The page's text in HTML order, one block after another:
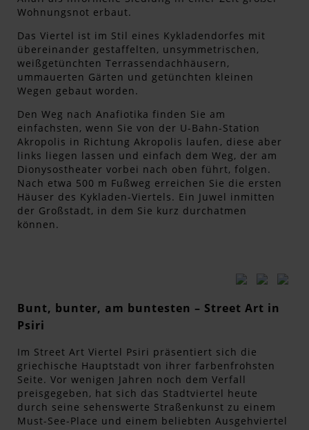
Wohnungsnot erbaut.
Das Viertel ist im Stil eines Kykladendorfes mit
übereinander gestaffelten, unsymmetrischen,
weißgetünchten Terrassendachhäusern,
ummauerten Gärten und getünchten kleinen
Wegen gebaut worden.
Den Weg nach Anafiotika finden Sie am
einfachsten, wenn Sie von der U-Bahn-Station
Akropolis in Richtung Akropolis laufen, diese aber
links liegen lassen und einfach dem Weg, der am
Dionysostheater vorbei nach oben führt, folgen.
Nach etwa 500 m Fußweg erreichen Sie die ersten
Häuser des Kykladen-Viertels. Ein Juwel inmitten
der Großstadt, in dem Sie kurz durchatmen
können.
Bunt, bunter, am buntesten – Street Art in
Psiri
Im Street Art Viertel Psiri präsentiert sich die
griechische Hauptstadt von ihrer farbenfrohsten
Seite. Vor wenigen Jahren noch dem Verfall
preisgegeben, hat sich das Stadtviertel heute
durch seine sehenswerte Straßenkunst zu einem
Must-See-Place und einem beliebten Ausgehviertel